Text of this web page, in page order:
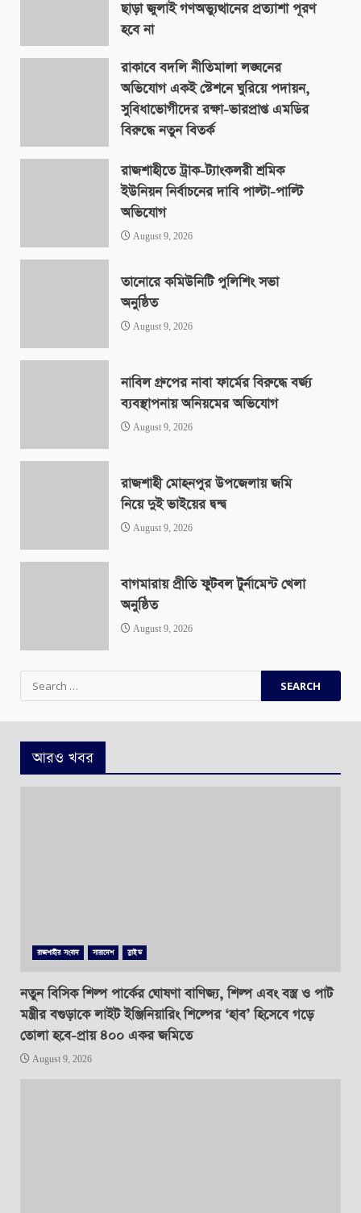
ছাড়া জুলাই গণঅভ্যুত্থানের প্রত্যাশা পূরণ
হবে না
রাকাবে বদলি নীতিমালা লঙ্ঘনের
অভিযোগ একই স্টেশনে ঘুরিয়ে পদায়ন,
সুবিধাভোগীদের রক্ষা-ভারপ্রাপ্ত এমডির
বিরুদ্ধে নতুন বিতর্ক
রাজশাহীতে ট্রাক-ট্যাংকলরী শ্রমিক
ইউনিয়ন নির্বাচনের দাবি পাল্টা-পাল্টি
অভিযোগ
August 9, 2026
তানোরে কমিউনিটি পুলিশিং সভা
অনুষ্ঠিত
August 9, 2026
নাবিল গ্রুপের নাবা ফার্মের বিরুদ্ধে বর্জ্য
ব্যবস্থাপনায় অনিয়মের অভিযোগ
August 9, 2026
রাজশাহী মোহনপুর উপজেলায় জমি
নিয়ে দুই ভাইয়ের দ্বন্দ্ব
August 9, 2026
বাগমারায় প্রীতি ফুটবল টুর্নামেন্ট খেলা
অনুষ্ঠিত
August 9, 2026
Search
for:
আরও খবর
রাজশাহীর সংবাদ সারাদেশ স্লাইড
নতুন বিসিক শিল্প পার্কের ঘোষণা বাণিজ্য, শিল্প এবং বস্ত্র ও পাট
মন্ত্রীর বগুড়াকে লাইট ইঞ্জিনিয়ারিং শিল্পের ‘হাব’ হিসেবে গড়ে
তোলা হবে-প্রায় ৪০০ একর জমিতে
August 9, 2026